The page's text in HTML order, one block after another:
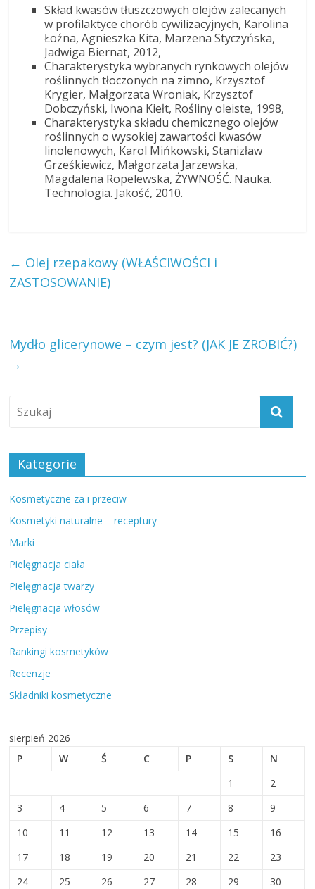
Skład kwasów tłuszczowych olejów zalecanych
w profilaktyce chorób cywilizacyjnych, Karolina
Łoźna, Agnieszka Kita, Marzena Styczyńska,
Jadwiga Biernat, 2012,
Charakterystyka wybranych rynkowych olejów
roślinnych tłoczonych na zimno, Krzysztof
Krygier, Małgorzata Wroniak, Krzysztof
Dobczyński, Iwona Kiełt, Rośliny oleiste, 1998,
Charakterystyka składu chemicznego olejów
roślinnych o wysokiej zawartości kwasów
linolenowych, Karol Mińkowski, Stanizław
Grześkiewicz, Małgorzata Jarzewska,
Magdalena Ropelewska, ŻYWNOŚĆ. Nauka.
Technologia. Jakość, 2010.
← Olej rzepakowy (WŁAŚCIWOŚCI i
ZASTOSOWANIE)
Mydło glicerynowe – czym jest? (JAK JE ZROBIĆ?)
→
Kategorie
Kosmetyczne za i przeciw
Kosmetyki naturalne – receptury
Marki
Pielęgnacja ciała
Pielęgnacja twarzy
Pielęgnacja włosów
Przepisy
Rankingi kosmetyków
Recenzje
Składniki kosmetyczne
sierpień 2026
P
W Ś C P S
N
1
2
3
4 5 6 7 8
9
10
11 12 13 14 15
16
17
18 19 20 21 22
23
24
25 26 27 28 29
30